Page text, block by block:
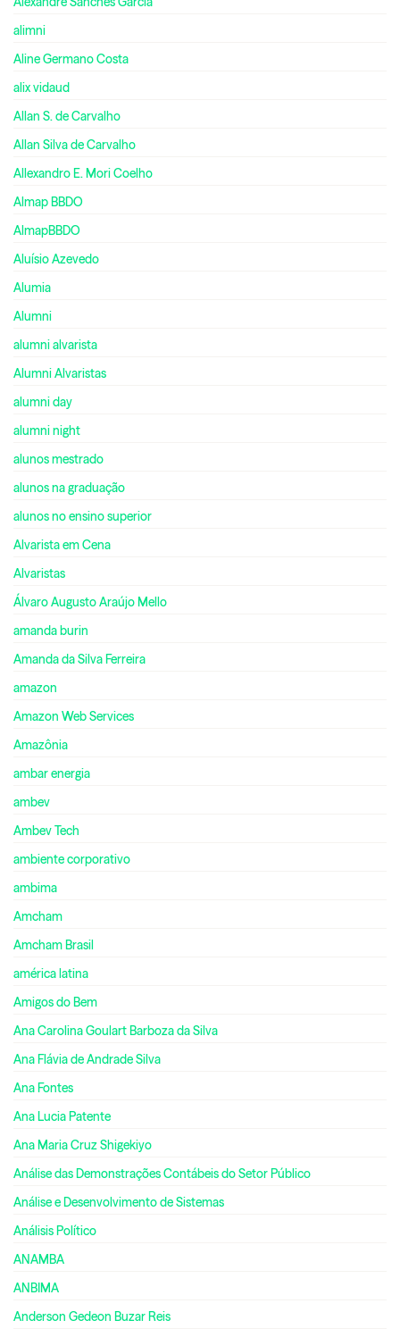
alimni
Aline Germano Costa
alix vidaud
Allan S. de Carvalho
Allan Silva de Carvalho
Allexandro E. Mori Coelho
Almap BBDO
AlmapBBDO
Aluísio Azevedo
Alumia
Alumni
alumni alvarista
Alumni Alvaristas
alumni day
alumni night
alunos mestrado
alunos na graduação
alunos no ensino superior
Alvarista em Cena
Alvaristas
Álvaro Augusto Araújo Mello
amanda burin
Amanda da Silva Ferreira
amazon
Amazon Web Services
Amazônia
ambar energia
ambev
Ambev Tech
ambiente corporativo
ambima
Amcham
Amcham Brasil
américa latina
Amigos do Bem
Ana Carolina Goulart Barboza da Silva
Ana Flávia de Andrade Silva
Ana Fontes
Ana Lucia Patente
Ana Maria Cruz Shigekiyo
Análise das Demonstrações Contábeis do Setor Público
Análise e Desenvolvimento de Sistemas
Análisis Político
ANAMBA
ANBIMA
Anderson Gedeon Buzar Reis